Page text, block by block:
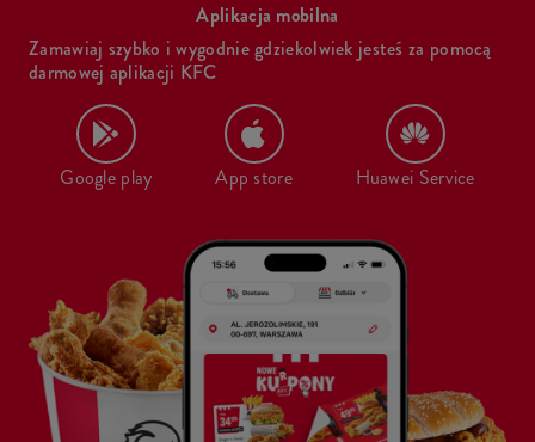
Aplikacja mobilna
Zamawiaj szybko i wygodnie gdziekolwiek jesteś za pomocą
darmowej aplikacji KFC
Google play App store Huawei Service